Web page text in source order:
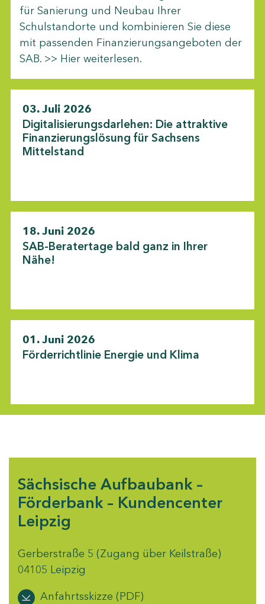
für Sanierung und Neubau Ihrer
Schulstandorte und kombinieren Sie diese
mit passenden Finanzierungsangeboten der
SAB. >> Hier weiterlesen.
03. Juli 2026
Digitalisierungsdarlehen: Die attraktive
Finanzierungslösung für Sachsens
Mittelstand
18. Juni 2026
SAB-Beratertage bald ganz in Ihrer
Nähe!
01. Juni 2026
Förderrichtlinie Energie und Klima
Sächsische Aufbaubank –
Förderbank – Kundencenter
Leipzig
Gerberstraße 5 (Zugang über Keilstraße)
04105 Leipzig
Anfahrtsskizze (PDF)